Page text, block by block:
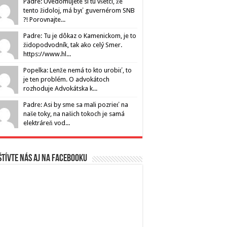
tento židoloj, má byť guvernérom SNB
?! Porovnajte...
Padre: Tu je dôkaz o Kamenickom, je to
židopodvodník, tak ako celý Smer.
https://www.hl...
Popelka: Lenže nemá to kto urobiť, to
je ten problém. O advokátoch
rozhoduje Advokátska k...
Padre: Asi by sme sa mali pozrieť na
naše toky, na našich tokoch je samá
elektráreň vod...
nás aj na Facebooku